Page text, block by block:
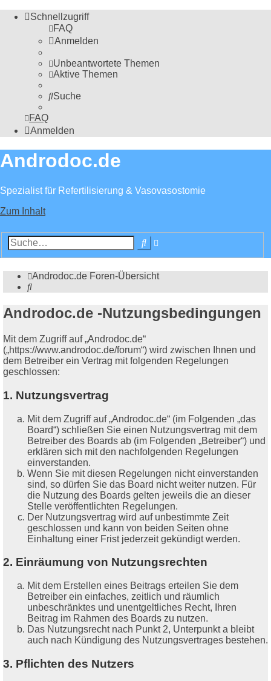
Schnellzugriff
FAQ
Anmelden
Unbeantwortete Themen
Aktive Themen
Suche
FAQ
Anmelden
Androdoc.de
Spezialist für Refertilisierung & Vasovasostomie
Zum Inhalt
Suche
Androdoc.de Foren-Übersicht
Suche
Androdoc.de -Nutzungsbedingungen
Mit dem Zugriff auf „Androdoc.de“
(„https://www.androdoc.de/forum“) wird zwischen Ihnen und
dem Betreiber ein Vertrag mit folgenden Regelungen
geschlossen:
1. Nutzungsvertrag
Mit dem Zugriff auf „Androdoc.de“ (im Folgenden „das
Board“) schließen Sie einen Nutzungsvertrag mit dem
Betreiber des Boards ab (im Folgenden „Betreiber“) und
erklären sich mit den nachfolgenden Regelungen
einverstanden.
Wenn Sie mit diesen Regelungen nicht einverstanden
sind, so dürfen Sie das Board nicht weiter nutzen. Für
die Nutzung des Boards gelten jeweils die an dieser
Stelle veröffentlichten Regelungen.
Der Nutzungsvertrag wird auf unbestimmte Zeit
geschlossen und kann von beiden Seiten ohne
Einhaltung einer Frist jederzeit gekündigt werden.
2. Einräumung von Nutzungsrechten
Mit dem Erstellen eines Beitrags erteilen Sie dem
Betreiber ein einfaches, zeitlich und räumlich
unbeschränktes und unentgeltliches Recht, Ihren
Beitrag im Rahmen des Boards zu nutzen.
Das Nutzungsrecht nach Punkt 2, Unterpunkt a bleibt
auch nach Kündigung des Nutzungsvertrages bestehen.
3. Pflichten des Nutzers